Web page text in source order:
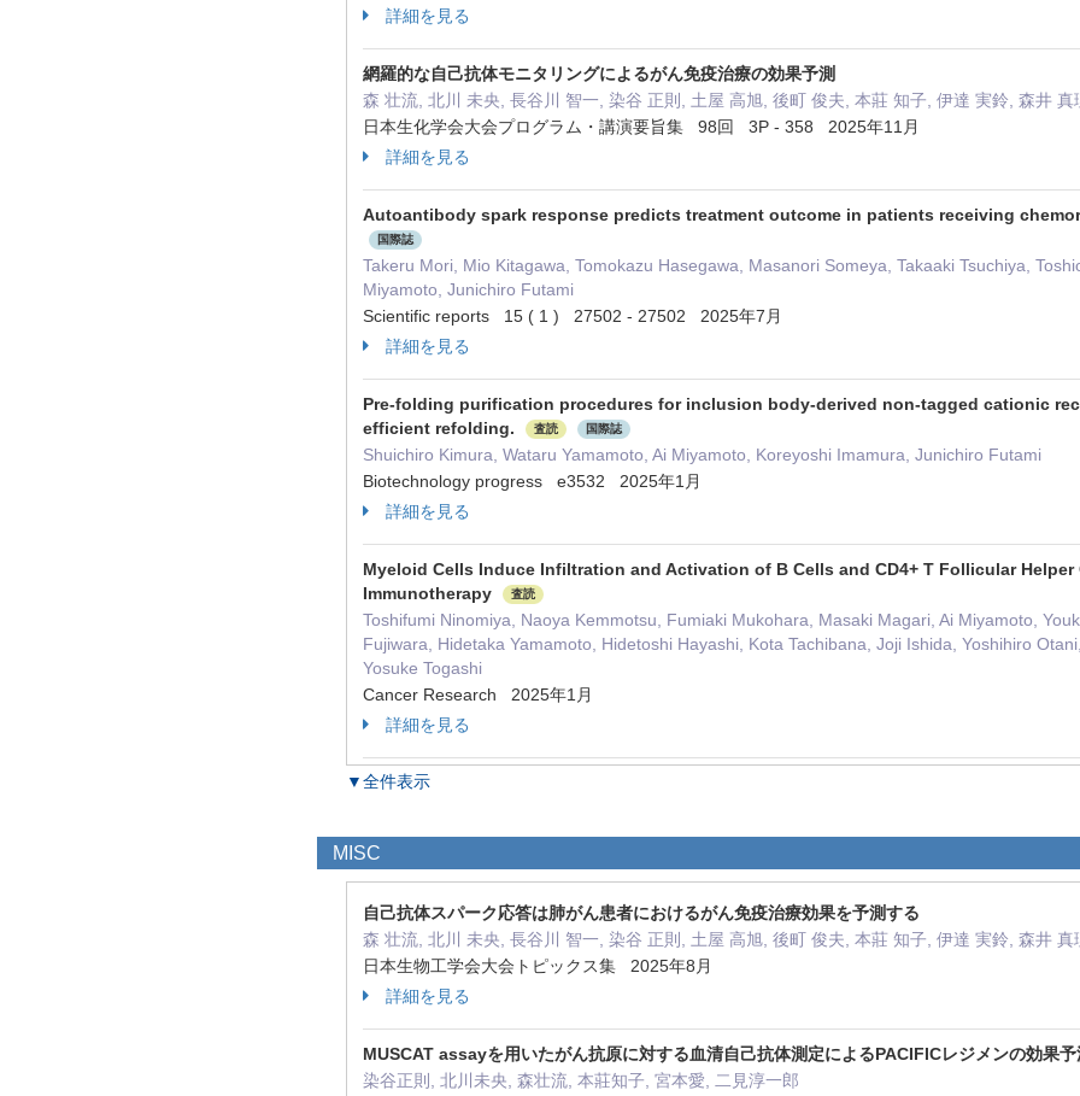
詳細を見る
網羅的な自己抗体モニタリングによるがん免疫治療の効果予測
森 壮流, 北川 未央, 長谷川 智一, 染谷 正則, 土屋 高旭, 後町 俊夫, 本莊 知子, 伊達 実鈴, 森井
日本生化学会大会プログラム・講演要旨集 98回 3P - 358 2025年11月
詳細を見る
Autoantibody spark response predicts treatment outcome in patients receiving
国際誌
Takeru Mori, Mio Kitagawa, Tomokazu Hasegawa, Masanori Someya, Takaaki Tsuchiya,
Miyamoto, Junichiro Futami
Scientific reports 15 ( 1 ) 27502 - 27502 2025年7月
詳細を見る
Pre-folding purification procedures for inclusion body-derived non-tagged cationic
efficient refolding.
査読 国際誌
Shuichiro Kimura, Wataru Yamamoto, Ai Miyamoto, Koreyoshi Imamura, Junichiro Futami
Biotechnology progress e3532 2025年1月
詳細を見る
Myeloid Cells Induce Infiltration and Activation of B Cells and CD4+ T Follicular
Immunotherapy
査読
Toshifumi Ninomiya, Naoya Kemmotsu, Fumiaki Mukohara, Masaki Magari, Ai Miyamoto,
Fujiwara, Hidetaka Yamamoto, Hidetoshi Hayashi, Kota Tachibana, Joji Ishida, Yoshihiro
Yosuke Togashi
Cancer Research 2025年1月
詳細を見る
▼全件表示
MISC
自己抗体スパーク応答は肺がん患者におけるがん免疫治療効果を予測する
森 壮流, 北川 未央, 長谷川 智一, 染谷 正則, 土屋 高旭, 後町 俊夫, 本莊 知子, 伊達 実鈴, 森井
日本生物工学会大会トピックス集 2025年8月
詳細を見る
MUSCAT assayを用いたがん抗原に対する血清自己抗体測定によるPACIFICレジメンの効果予
染谷正則, 北川未央, 森壮流, 本莊知子, 宮本愛, 二見淳一郎